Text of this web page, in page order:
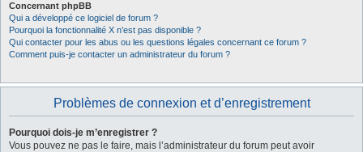
Concernant phpBB
Qui a développé ce logiciel de forum ?
Pourquoi la fonctionnalité X n’est pas disponible ?
Qui contacter pour les abus ou les questions légales concernant ce forum ?
Comment puis-je contacter un administrateur du forum ?
Problèmes de connexion et d’enregistrement
Pourquoi dois-je m’enregistrer ?
Vous pouvez ne pas le faire, mais l’administrateur du forum peut avoir